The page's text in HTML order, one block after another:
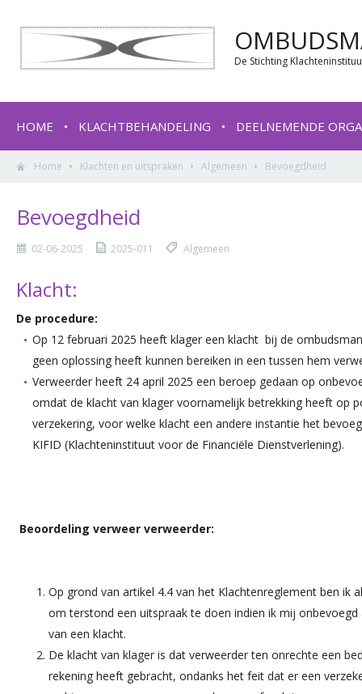
De Stichting
HOME KLACHTBEHANDELING DEELNEMENDE
Home Klachten en uitspraken Algemeen Bevoegdheid
Bevoegdheid
02-06-2025 2025-011 Algemeen
Klacht:
De procedure:
Op 12 februari 2025 heeft klager een klacht bij de
geen oplossing heeft kunnen bereiken in een tussen hem
Verweerder heeft 24 april 2025 een beroep gedaan op
omdat de klacht van klager voornamelijk betrekking heeft op
verzekering, voor welke klacht een andere instantie het
KIFID (Klachteninstituut voor de Financiële Dienstverlening).
Beoordeling verweer verweerder:
Op grond van artikel 4.4 van het Klachtenreglement ben ik
om terstond een uitspraak te doen indien ik mij
van een klacht.
De klacht van klager is dat verweerder ten onrechte een
rekening heeft gebracht, ondanks het feit dat er een